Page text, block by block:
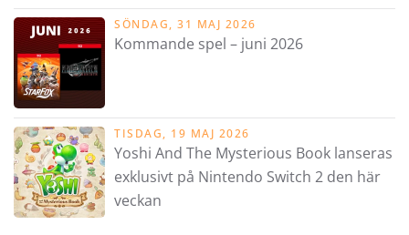
SÖNDAG, 31 MAJ 2026
Kommande spel – juni 2026
TISDAG, 19 MAJ 2026
Yoshi And The Mysterious Book lanseras
exklusivt på Nintendo Switch 2 den här
veckan